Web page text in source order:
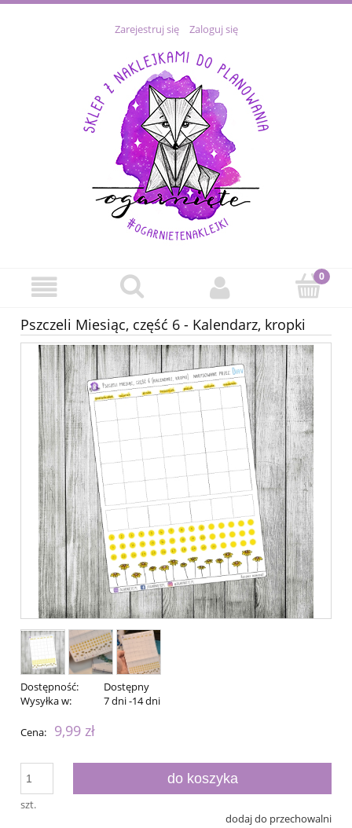
Zarejestruj się Zaloguj się
Pszczeli Miesiąc, część 6 - Kalendarz, kropki
Dostępność:
Dostępny
Wysyłka w:
7 dni -14 dni
Cena: 9,99 zł
szt.
do koszyka
dodaj do przechowalni